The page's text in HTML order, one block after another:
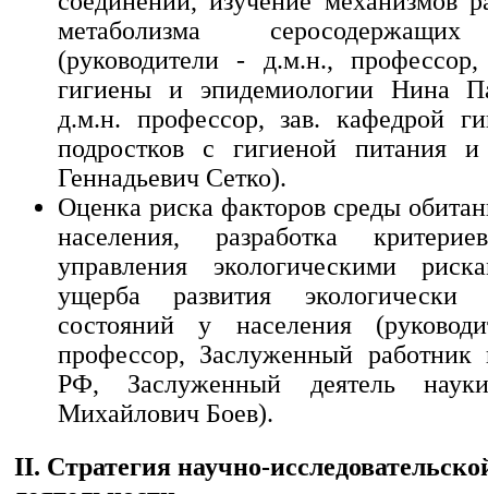
метаболизма
(руководители - д.м.н.,
гигиены и эпидемиологии Нина
д.м.н. профессор, зав. кафедрой
подростков с гигиеной питания
Геннадьевич Сетко).
Оценка риска факторов среды
населения, разработка
управления экологическими
ущерба развития экологически
состояний у населения
профессор, Заслуженный
РФ, Заслуженный деятель
Михайлович Боев).
II. Стратегия научно-